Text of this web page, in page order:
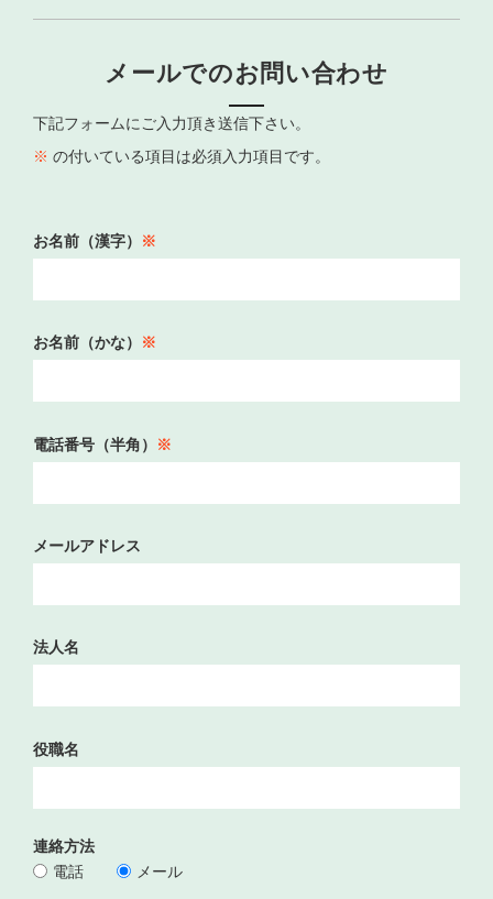
メールでのお問い合わせ
下記フォームにご入力頂き送信下さい。
※ の付いている項目は必須入力項目です。
お名前（漢字） ※
お名前（かな） ※
電話番号（半角） ※
メールアドレス
法人名
役職名
連絡方法
電話
メール